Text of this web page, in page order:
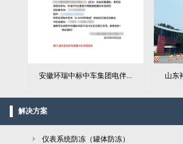
安徽环瑞中标中车集团电伴... 山东
解决方案
仪表系统防冻（罐体防冻）